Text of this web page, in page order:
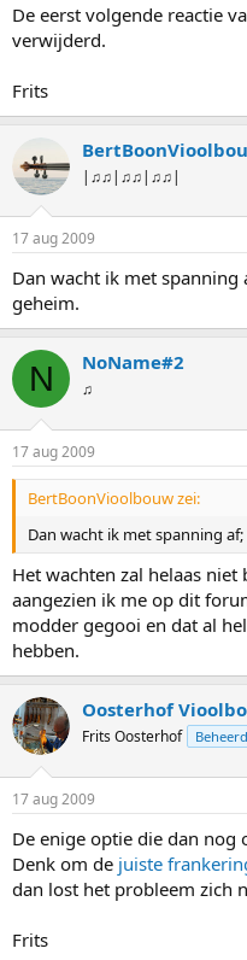
De eerst volgende reactie
verwijderd.
Frits
|♫♫|♫♫|♫♫|
17 aug 2009
Dan wacht ik met
geheim.
N NoName#2
♫
17 aug 2009
BertBoonVioolbouw zei:
Dan wacht ik met spanning
Het wachten zal helaas
aangezien ik me op dit
modder gegooi en dat al
hebben.
Oosterhof
Frits Oosterhof
17 aug 2009
De enige optie die dan
Denk om de juiste
dan lost het probleem zich
Frits